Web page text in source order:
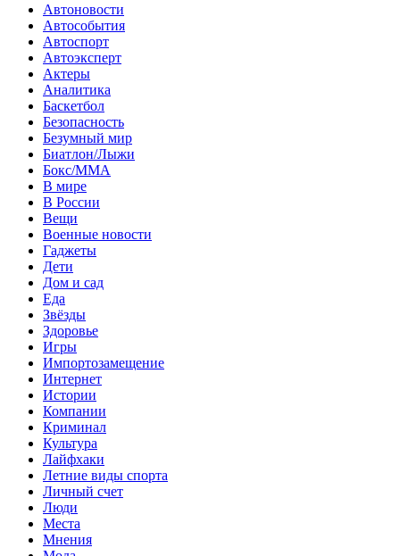
Автоновости
Автособытия
Автоспорт
Автоэксперт
Актеры
Аналитика
Баскетбол
Безопасность
Безумный мир
Биатлон/Лыжи
Бокс/MMA
В мире
В России
Вещи
Военные новости
Гаджеты
Дети
Дом и сад
Еда
Звёзды
Здоровье
Игры
Импортозамещение
Интернет
Истории
Компании
Криминал
Культура
Лайфхаки
Летние виды спорта
Личный счет
Люди
Места
Мнения